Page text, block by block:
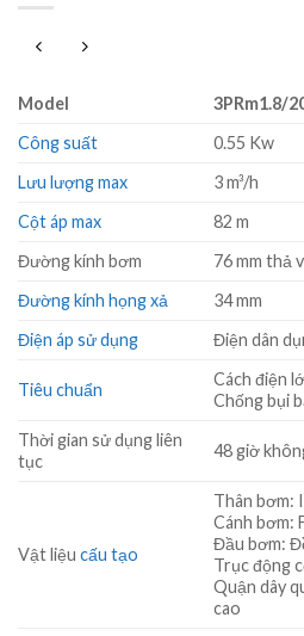
Model
3PRm1.8/
Công suất
0.55 Kw
Lưu lượng max
3 m³/h
Cột áp max
82 m
Đường kính bơm
76 mm thả
Đường kính họng xả
34 mm
Điện áp sử dụng
Điện dân
Tiêu chuẩn
Cách điện
Chống bụi
Thời gian sử dụng liên
tục
48 giờ
Vật liệu cấu tạo
Thân bơm:
Cánh bơm:
Đầu bơm:
Trục động
Quận dây
cao